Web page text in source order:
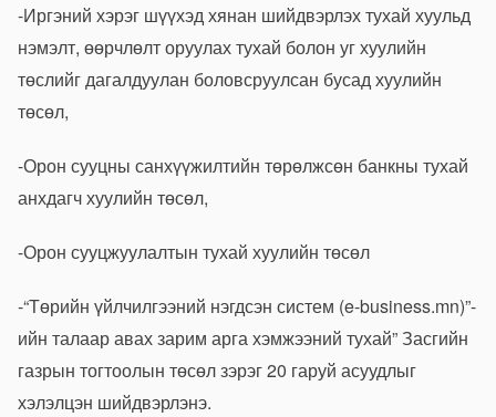
-Иргэний хэрэг шүүхэд хянан шийдвэрлэх тухай хуульд
нэмэлт, өөрчлөлт оруулах тухай болон уг хуулийн
төслийг дагалдуулан боловсруулсан бусад хуулийн
төсөл,
-Орон сууцны санхүүжилтийн төрөлжсөн банкны тухай
анхдагч хуулийн төсөл,
-Орон сууцжуулалтын тухай хуулийн төсөл
-“Төрийн үйлчилгээний нэгдсэн систем (e-business.mn)”-
ийн талаар авах зарим арга хэмжээний тухай” Засгийн
газрын тогтоолын төсөл зэрэг 20 гаруй асуудлыг
хэлэлцэн шийдвэрлэнэ.